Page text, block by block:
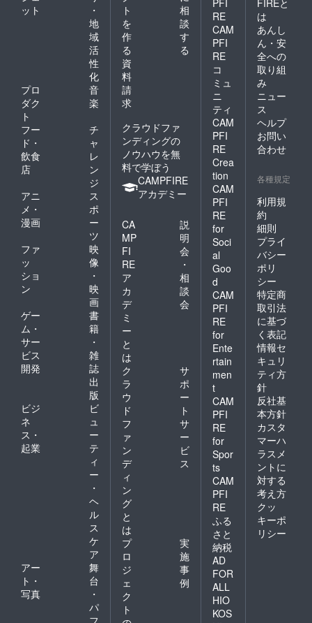
ット
・
地
域
活
性
化
プロ
ダク
ト
音
楽
フー
ド・
飲食
店
チ
ャ
レ
ン
ジ
アニ
メ・
漫画
ス
ポ
ー
ツ
ファ
ッ
ショ
ン
映
像
・
映
画
ゲー
ム・
サー
ビス
開発
書
籍
・
雑
誌
出
版
ビジ
ネ
ス・
起業
ビ
ュ
ー
テ
ィ
ー
・
ヘ
ル
ス
ケ
ア
アー
ト・
写真
舞
台
・
パ
ト
を
作
る
相
談
す
る
資
料
請
求
クラウドファ
ンディングの
ノウハウを無
料で学ぼう
CAMPFIRE
アカデミー
CA
MP
FI
RE
ア
カ
デ
ミ
ー
と
は
説
明
会
・
相
談
会
ク
ラ
ウ
ド
フ
ァ
ン
デ
ィ
ン
グ
と
は
サ
ポ
ー
ト
サ
ー
ビ
ス
プ
ロ
ジ
ェ
ク
ト
実
施
事
例
PFI
RE
CAM
PFI
RE
コ
ミュ
ニ
ティ
CAM
PFI
RE
Crea
tion
CAM
PFI
RE
for
Soci
al
Goo
d
CAM
PFI
RE
for
Ente
rtain
men
t
CAM
PFI
RE
for
Spor
ts
CAM
PFI
RE
ふる
さと
納税
AD
FOR
ALL
HIO
KOS
FIREと
は
あんし
ん・安
全への
取り組
み
ニュー
ス
ヘルプ
お問い
合わせ
各種規定
利用規
約
細則
プライ
バシー
ポリ
シー
特定商
取引法
に基づ
く表記
情報セ
キュリ
ティ方
針
反社基
本方針
カスタ
マーハ
ラスメ
ントに
対する
考え方
クッ
キーポ
リシー